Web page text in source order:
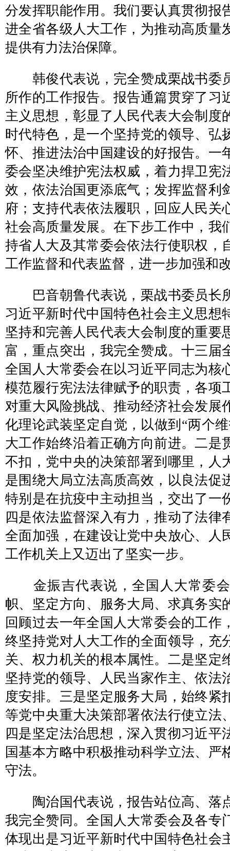
分发挥职能作用。我们要认真贯彻报
进全省各级人大工作，为推动高质量
提供有力法治保障。
韩俊代表说，完全赞成栗战书委
所作的工作报告。报告通篇贯穿了习
主义思想，彰显了人民代表大会制度
时代特色，是一个坚持党的领导、弘
怀、推进法治中国建设的好报告。一
委会坚决维护宪法权威，着力捍卫宪
效，依法治国更添底气；发挥监督利
府；支持代表依法履职，回应人民关
社会高质量发展。在下步工作中，我
持省人大及其常委会依法行使职权，
工作监督和代表监督，进一步加强和
巴音朝鲁代表说，栗战书委员长
习近平新时代中国特色社会主义思想
坚持和完善人民代表大会制度的重要
富，重点突出，我完全赞成。十三届
全国人大常委会在以习近平同志为核
模范履行宪法法律赋予的职责，各项
对重大风险挑战、推动经济社会发展
化理论武装坚定自觉，以做到“两个
大工作始终沿着正确方向前进。二是
不扣，党中央的决策部署到哪里，人
是围绕大局立法高质高效，以良法促
特别是在抗疫中主动担当，交出了一
四是依法监督深入有力，推动了法律
全面加强，在建设让党中央放心、人
工作机关上又迈出了坚实一步。
金振吉代表说，全国人大常委会
帜、坚定方向、服务大局、求真务实
回顾过去一年全国人大常委会的工作
终坚持党对人大工作的全面领导，充
关、权力机关的根本属性。二是坚定
坚持党的领导、人民当家作主、依法
度安排。三是坚定服务大局，始终紧
等党中央重大决策部署依法行使立法
四是坚定法治思想，深入贯彻习近平
国基本方略中积极推动科学立法、严
守法。
陶治国代表说，报告站位高、落
我完全赞同。全国人大常委会及各专
体现出是习近平新时代中国特色社会